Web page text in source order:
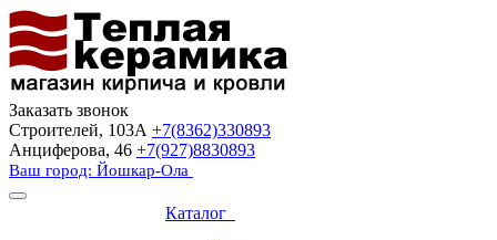
Заказать звонок
Строителей, 103А +7(8362)330893
Анциферова, 46 +7(927)8830893
Ваш город: Йошкар-Ола
Каталог